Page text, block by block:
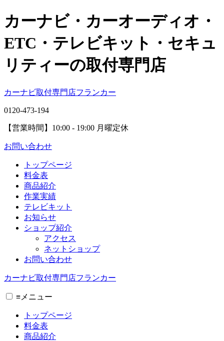
カーナビ・カーオーディオ・
ETC・テレビキット・セキュ
リティーの取付専門店
カーナビ取付専⾨店フランカー
0120-473-194
【営業時間】 10:00 - 19:00 月曜定休
お問い合わせ
トップページ
料金表
商品紹介
作業実績
テレビキット
お知らせ
ショップ紹介
アクセス
ネットショップ
お問い合わせ
カーナビ取付専⾨店フランカー
≡ メニュー
トップページ
料金表
商品紹介